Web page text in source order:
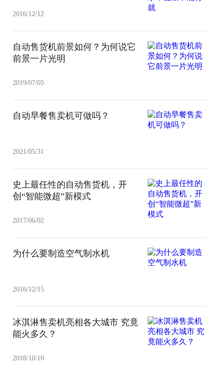
2016/12/12
自动售货机前景如何？为何说它
前景一片光明
2019/07/05
自动早餐售卖机可做吗？
2021/05/31
史上最任性的自动售货机，开
创“智能微超”新模式
2017/06/02
为什么要制造空气制水机
2016/12/15
冰淇淋售卖机亮相各大城市 究竟
能火多久？
2018/10/10